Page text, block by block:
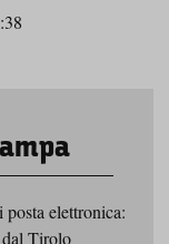
posta elettronica:
Tirolo